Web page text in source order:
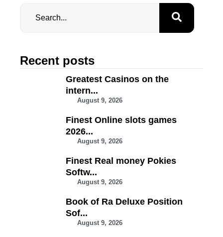
Recent posts
Greatest Casinos on the
intern...
August 9, 2026
Finest Online slots games
2026...
August 9, 2026
Finest Real money Pokies
Softw...
August 9, 2026
Book of Ra Deluxe Position
Sof...
August 9, 2026